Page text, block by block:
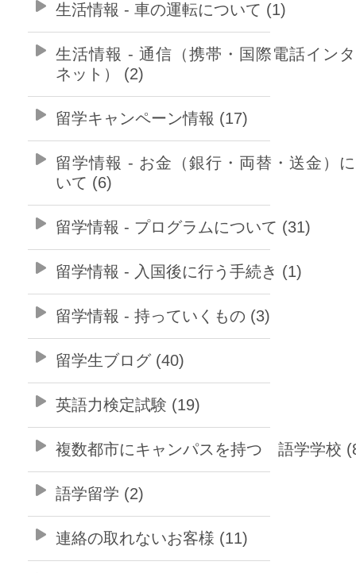
生活情報 - 車の運転について (1)
生活情報 - 通信（携帯・国際電話イン
ネット） (2)
留学キャンペーン情報 (17)
留学情報 - お金（銀行・両替・送金）
いて (6)
留学情報 - プログラムについて (31)
留学情報 - 入国後に行う手続き (1)
留学情報 - 持っていくもの (3)
留学生ブログ (40)
英語力検定試験 (19)
複数都市にキャンパスを持つ 語学学校
語学留学 (2)
連絡の取れないお客様 (11)